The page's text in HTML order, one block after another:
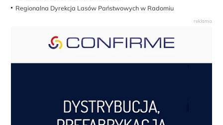
Regionalna Dyrekcja Lasów Państwowych w Radomiu